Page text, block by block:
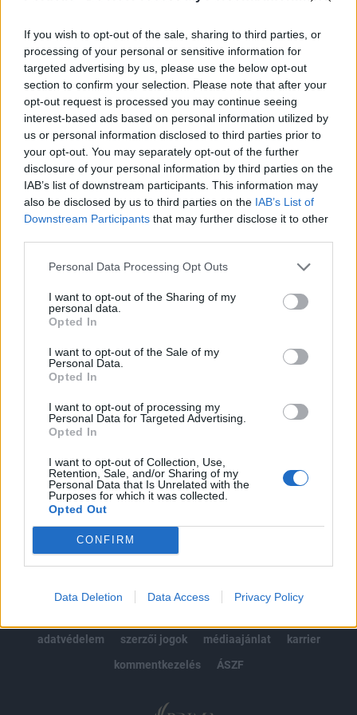
If you wish to opt-out of the sale, sharing to third parties, or
processing of your personal or sensitive information for
targeted advertising by us, please use the below opt-out
section to confirm your selection. Please note that after your
opt-out request is processed you may continue seeing
interest-based ads based on personal information utilized by
us or personal information disclosed to third parties prior to
your opt-out. You may separately opt-out of the further
disclosure of your personal information by third parties on the
IAB’s list of downstream participants. This information may
also be disclosed by us to third parties on the IAB’s List of
Downstream Participants that may further disclose it to other
Personal Data Processing Opt Outs
I want to opt-out of the Sharing of my
personal data.
Opted In
I want to opt-out of the Sale of my
Personal Data.
Opted In
I want to opt-out of processing my
Personal Data for Targeted Advertising.
Opted In
I want to opt-out of Collection, Use,
Retention, Sale, and/or Sharing of my
Personal Data that Is Unrelated with the
Purposes for which it was collected.
Opted Out
CONFIRM
Data Deletion Data Access Privacy Policy
A kereskedelmi minisztérium szerdán azt közölte, hogy a
februári forgalom 0,4 százalékkal csökkent januárral
összevetve, amikor még 3,2 százalék - 2021 márciusa óta a
legnagyobb - növekedést jegyeztek fel. A szakértők
várakozásainak átlagában kisebb, 0,3 százalékos
forgalomcsökkenés szerepelt februárra. Az autóeladás
nélküli kiskereskedelmi forgalom 0,1 százalékkal...
KEDVES OLVASÓNK!
Az előfizetés a következőket tartalmazza:
Portfolio.hu teljes cikkarchívum
Kötéslisták: BÉT elmúlt 2 év napon belüli
kötéslistái
Előfizetés
MÁR ELŐFIZETŐNK VAGY?BEJELENTKEZÉS
adatvédelem
szerzői jogok médiaajánlat
karrier
kommentkezelés
ÁSZF